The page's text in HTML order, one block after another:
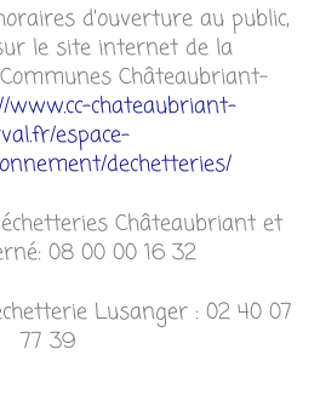
d’ouverture au public,
le site internet de la
Châteaubriant-
www.cc-chateaubriant-
espace-
dechetteries/
Châteaubriant et
08 00 00 16 32
Lusanger : 02 40 07
77 39